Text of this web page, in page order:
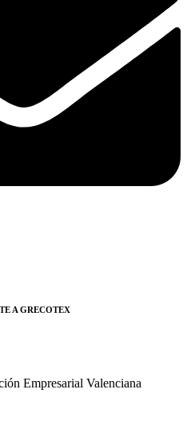
A GRECOTEX
Empresarial Valenciana